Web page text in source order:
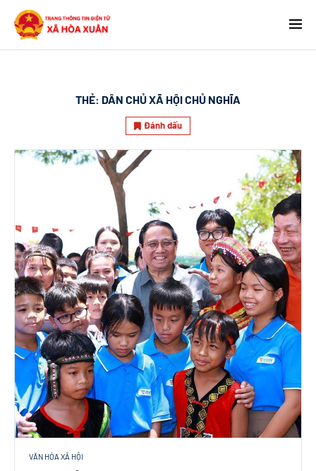
THẺ: DÂN CHỦ XÃ HỘI CHỦ NGHĨA
Đánh dấu
VĂN HÓA XÃ HỘI